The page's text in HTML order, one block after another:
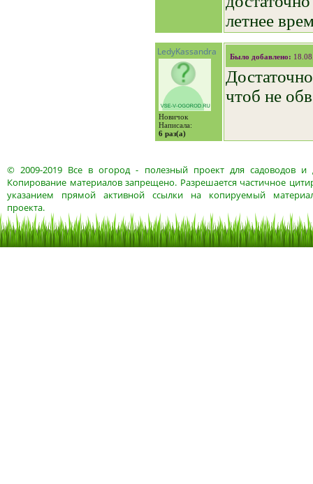
летнее
LedyKassandra
Новичок
Написала:
6 раз(а)
Было добавлено:
чтоб не
© 2009-2019 Все в огород- полезный проект для садоводов и
Копирование материалов запрещено. Разрешается частичное
указанием прямой активной ссылки на копируемый
проекта.